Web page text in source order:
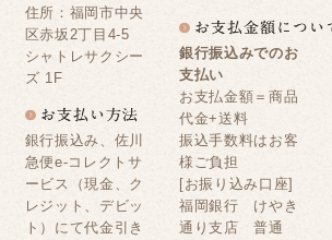
住所：福岡市中央
区赤坂2丁目4-5
シャトレサクシー
ズ 1F
銀行振込み、佐川
急便e-コレクトサ
ービス（現金、ク
レジット、デビッ
ト）にて代金引き
銀行振込みでのお
支払い
お支払金額＝商品
代金+送料
振込手数料はお客
様ご負担
[お振り込み口座]
福岡銀行 けやき
通り支店 普通